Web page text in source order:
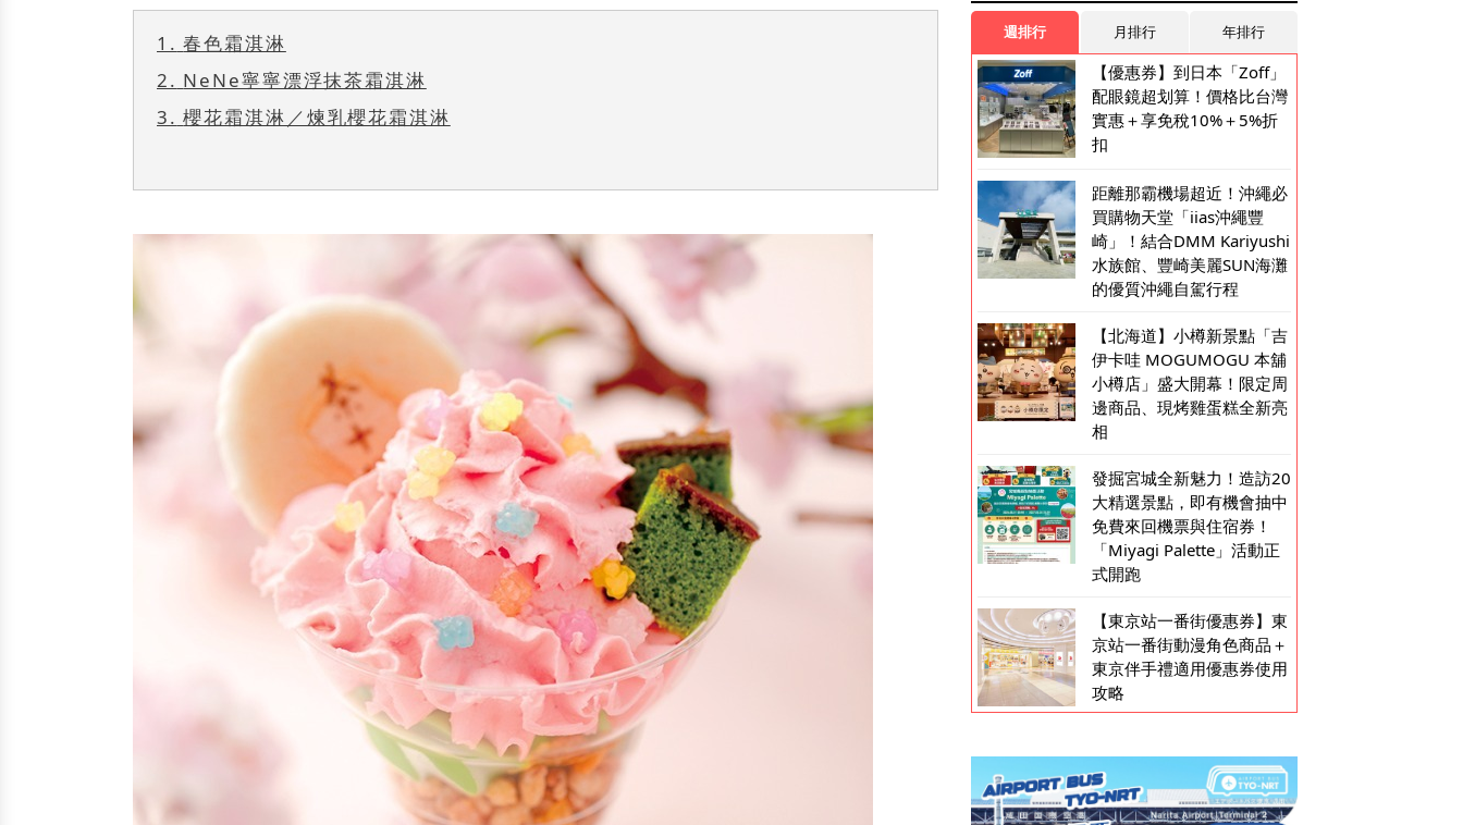
1. 春色霜淇淋
2. NeNe寧寧漂浮抹茶霜淇淋
3. 櫻花霜淇淋／煉乳櫻花霜淇淋
週排行 月排行 年排行
【優惠券】到日本「Zoff」
配眼鏡超划算！價格比台灣
實惠＋享免稅10%＋5%折
扣
距離那霸機場超近！沖繩必
買購物天堂「iias沖繩豐
崎」！結合DMM Kariyushi
水族館、豐崎美麗SUN海灘
的優質沖繩自駕行程
【北海道】小樽新景點「吉
伊卡哇 MOGUMOGU 本舖
小樽店」盛大開幕！限定周
邊商品、現烤雞蛋糕全新亮
相
發掘宮城全新魅力！造訪20
大精選景點，即有機會抽中
免費來回機票與住宿券！
「Miyagi Palette」活動正
式開跑
【東京站一番街優惠券】東
京站一番街動漫角色商品＋
東京伴手禮適用優惠券使用
攻略